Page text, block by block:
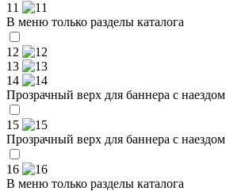
11
В меню только разделы каталога
12
13
14
Прозрачный верх для баннера с наездом
15
Прозрачный верх для баннера с наездом
16
В меню только разделы каталога